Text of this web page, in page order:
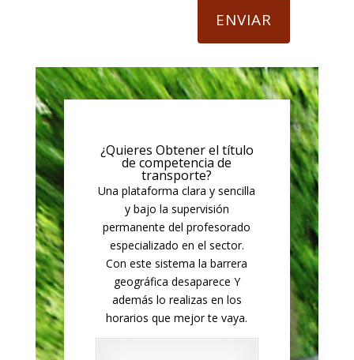
ENVIAR
¿Quieres Obtener el título
de competencia de
transporte?
Una plataforma clara y sencilla
y bajo la supervisión
permanente del profesorado
especializado en el sector.
Con este sistema la barrera
geográfica desaparece Y
además lo realizas en los
horarios que mejor te vaya.